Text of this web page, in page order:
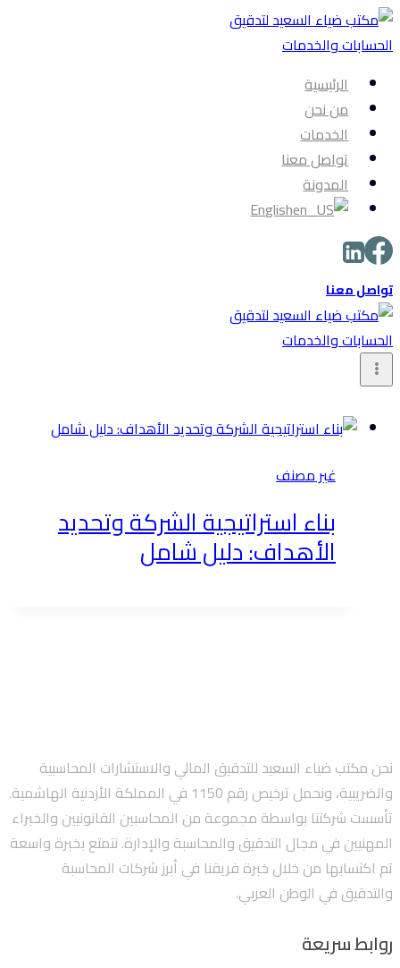
التجاوز
إلى
الرئيسية
من نحن
الخدمات
تواصل معنا
المدونة
English
تواصل معنا
غير مصنف
بناء استراتيجية الشركة وتحديد
الأهداف: دليل شامل
نحن مكتب ضياء السعيد للتدقيق المالي والاستشارات المحاسبية
والضريبية، ونحمل ترخيص رقم 1150 في المملكة الأردنية الهاشمية.
تأسست شركتنا بواسطة مجموعة من المحاسبين القانونيين والخبراء
المهنيين في مجال التدقيق والمحاسبة والإدارة. نتمتع بخبرة واسعة
تم اكتسابها من خلال خبرة فريقنا في أبرز شركات المحاسبة
والتدقيق في الوطن العربي.
روابط سريعة